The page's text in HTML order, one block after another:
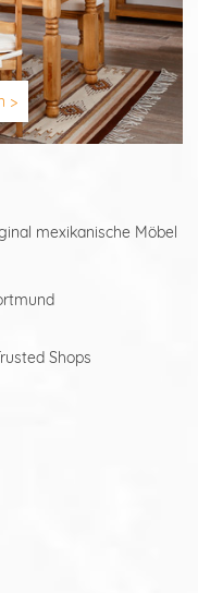
>
mexikanische Möbel
Shops